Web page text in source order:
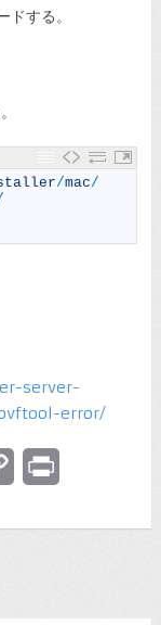
する。
/mac/
server-
error/
Copy